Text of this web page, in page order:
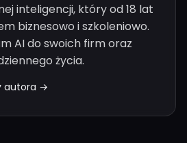
inteligencji, który od 18 lat
biznesowo i szkoleniowo.
AI do swoich firm oraz
życia.
autora →